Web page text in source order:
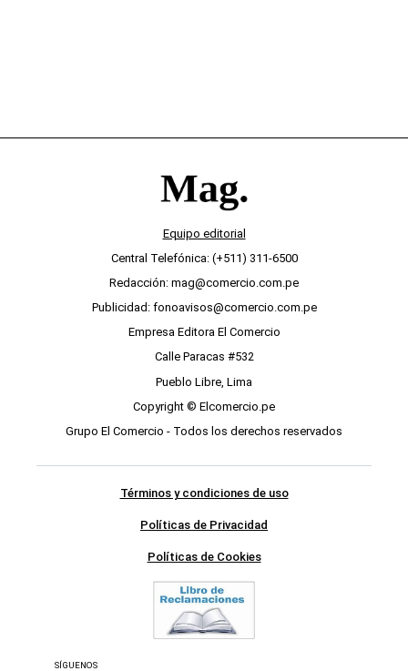
Equipo editorial
Central Telefónica: (+511) 311-6500
Redacción: mag@comercio.com.pe
Publicidad: fonoavisos@comercio.com.pe
Empresa Editora El Comercio
Calle Paracas #532
Pueblo Libre, Lima
Copyright © Elcomercio.pe
Grupo El Comercio - Todos los derechos reservados
Términos y condiciones de uso
Políticas de Privacidad
Políticas de Cookies
SÍGUENOS